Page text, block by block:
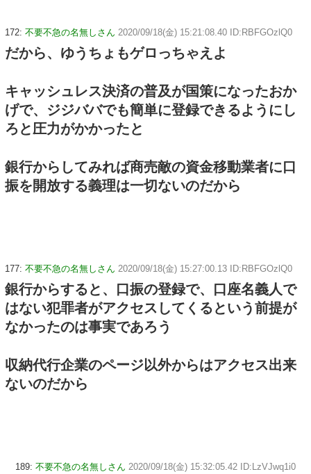
172: 不要不急の名無しさん 2020/09/18(金) 15:21:08.40 ID:RBFGOzlQ0
だから、ゆうちょもゲロっちゃえよ
キャッシュレス決済の普及が国策になったおか
げで、ジジババでも簡単に登録できるようにし
ろと圧力がかかったと
銀行からしてみれば商売敵の資金移動業者に口
振を開放する義理は一切ないのだから
177: 不要不急の名無しさん 2020/09/18(金) 15:27:00.13 ID:RBFGOzlQ0
銀行からすると、口振の登録で、口座名義人で
はない犯罪者がアクセスしてくるという前提が
なかったのは事実であろう
収納代行企業のページ以外からはアクセス出来
ないのだから
189: 不要不急の名無しさん 2020/09/18(金) 15:32:05.42 ID:LzVJwq1i0